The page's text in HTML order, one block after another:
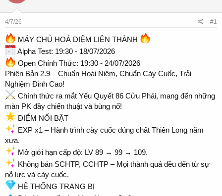
s
a
r
t
e
r
e
4/7/26 #1
MÁY CHỦ HOẢ DIỆM LIÊN THÀNH
Alpha Test: 19:30 - 18/07/2026
Open Chính Thức: 19:30 - 24/07/2026
Phiên Bản 2.9 – Chuẩn Hoài Niệm, Chuẩn Cày Cuốc, Trải
Nghiệm Đỉnh Cao!
Chính thức ra mắt Yếu Quyết 86 Cửu Phái, mang đến những
màn PK đầy chiến thuật và bùng nổ!
ĐIỂM NỔI BẬT
EXP x1 – Hành trình cày cuốc đúng chất Thiên Long năm
xưa.
Mở giới hạn cấp độ: LV 89 → 99 → 109.
Không bán SCHTP, CCHTP – Mọi thành quả đều đến từ sự
nỗ lực và cày cuốc.
HỆ THỐNG TRANG BỊ